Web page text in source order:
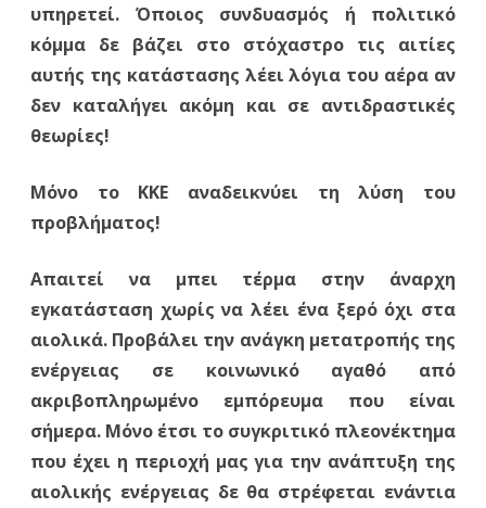
υπηρετεί. Όποιος συνδυασμός ή πολιτικό
κόμμα δε βάζει στο στόχαστρο τις αιτίες
αυτής της κατάστασης λέει λόγια του αέρα αν
δεν καταλήγει ακόμη και σε αντιδραστικές
θεωρίες!
Μόνο το ΚΚΕ αναδεικνύει τη λύση του
προβλήματος!
Απαιτεί να μπει τέρμα στην άναρχη
εγκατάσταση χωρίς να λέει ένα ξερό όχι στα
αιολικά. Προβάλει την ανάγκη μετατροπής της
ενέργειας σε κοινωνικό αγαθό από
ακριβοπληρωμένο εμπόρευμα που είναι
σήμερα. Μόνο έτσι το συγκριτικό πλεονέκτημα
που έχει η περιοχή μας για την ανάπτυξη της
αιολικής ενέργειας δε θα στρέφεται ενάντια